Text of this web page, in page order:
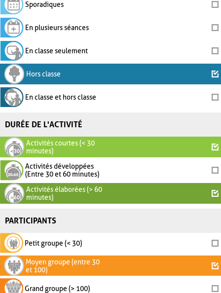
Sporadiques
En plusieurs séances
En classe seulement
Hors classe
En classe et hors classe
DURÉE DE L'ACTIVITÉ
Activités courtes (< 30
minutes)
Activités développées
(Entre 30 et 60 minutes)
Activités élaborées (> 60
minutes)
PARTICIPANTS
Petit groupe (< 30)
Moyen groupe (entre 30
et 100)
Grand groupe (> 100)